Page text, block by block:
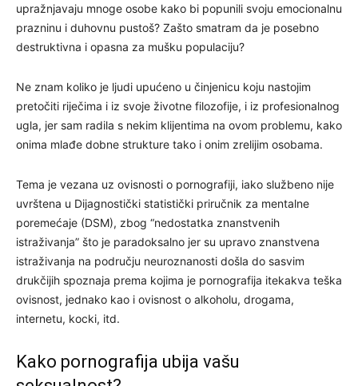
upražnjavaju mnoge osobe kako bi popunili svoju emocionalnu
prazninu i duhovnu pustoš? Zašto smatram da je posebno
destruktivna i opasna za mušku populaciju?
Ne znam koliko je ljudi upućeno u činjenicu koju nastojim
pretočiti riječima i iz svoje životne filozofije, i iz profesionalnog
ugla, jer sam radila s nekim klijentima na ovom problemu, kako
onima mlađe dobne strukture tako i onim zrelijim osobama.
Tema je vezana uz ovisnosti o pornografiji, iako službeno nije
uvrštena u Dijagnostički statistički priručnik za mentalne
poremećaje (DSM), zbog “nedostatka znanstvenih
istraživanja” što je paradoksalno jer su upravo znanstvena
istraživanja na području neuroznanosti došla do sasvim
drukčijih spoznaja prema kojima je pornografija itekakva teška
ovisnost, jednako kao i ovisnost o alkoholu, drogama,
internetu, kocki, itd.
Kako pornografija ubija vašu